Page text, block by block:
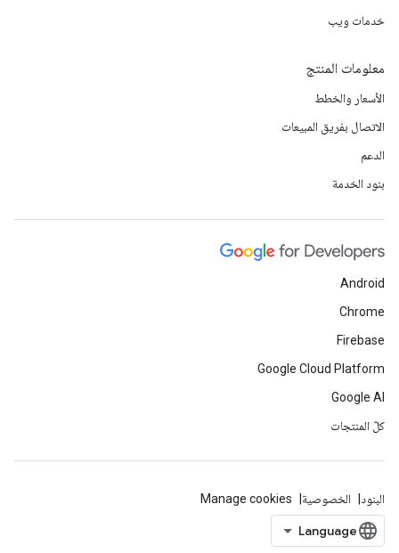
خدمات ويب
معلومات المنتج
الأسعار والخطط
الاتصال بفريق المبيعات
الدعم
بنود الخدمة
Android
Chrome
Firebase
Google Cloud Platform
Google AI
كلّ المنتجات
البنود الخصوصية Manage cookies